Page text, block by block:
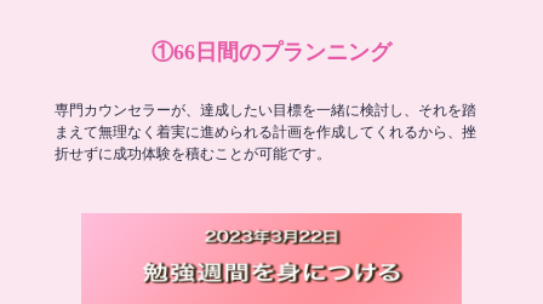
①66日間のプランニング
専門カウンセラーが、達成したい目標を一緒に検討し、それを踏
まえて無理なく着実に進められる計画を作成してくれるから、挫
折せずに成功体験を積むことが可能です。